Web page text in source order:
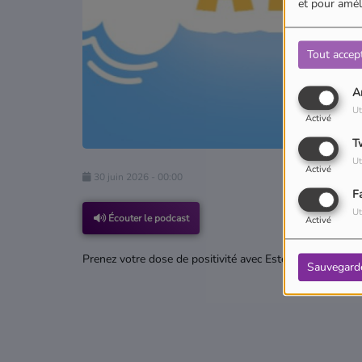
et pour
Tout
Activé
Activé
Activé
30 juin 2026 - 00:00
Écouter le podcast
Prenez votre dose de positivité avec Estevan dans la